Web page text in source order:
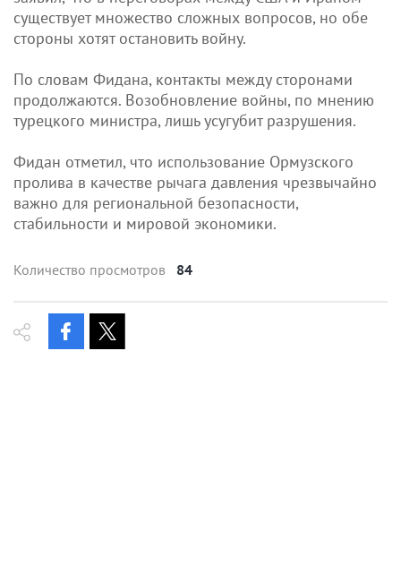
существует множество сложных вопросов, но обе
стороны хотят остановить войну.
По словам Фидана, контакты между сторонами
продолжаются. Возобновление войны, по мнению
турецкого министра, лишь усугубит разрушения.
Фидан отметил, что использование Ормузского
пролива в качестве рычага давления чрезвычайно
важно для региональной безопасности,
стабильности и мировой экономики.
Количество просмотров 84